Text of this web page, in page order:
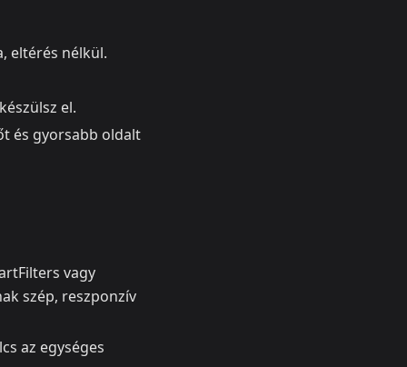
eltérés nélkül.
el.
és gyorsabb oldalt
vagy
szép, reszponzív
az egységes